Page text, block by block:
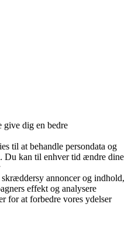
give dig en bedre
til at behandle persondata og
Du kan til enhver tid ændre dine
annoncer og indhold,
effekt og analysere
for at forbedre vores ydelser